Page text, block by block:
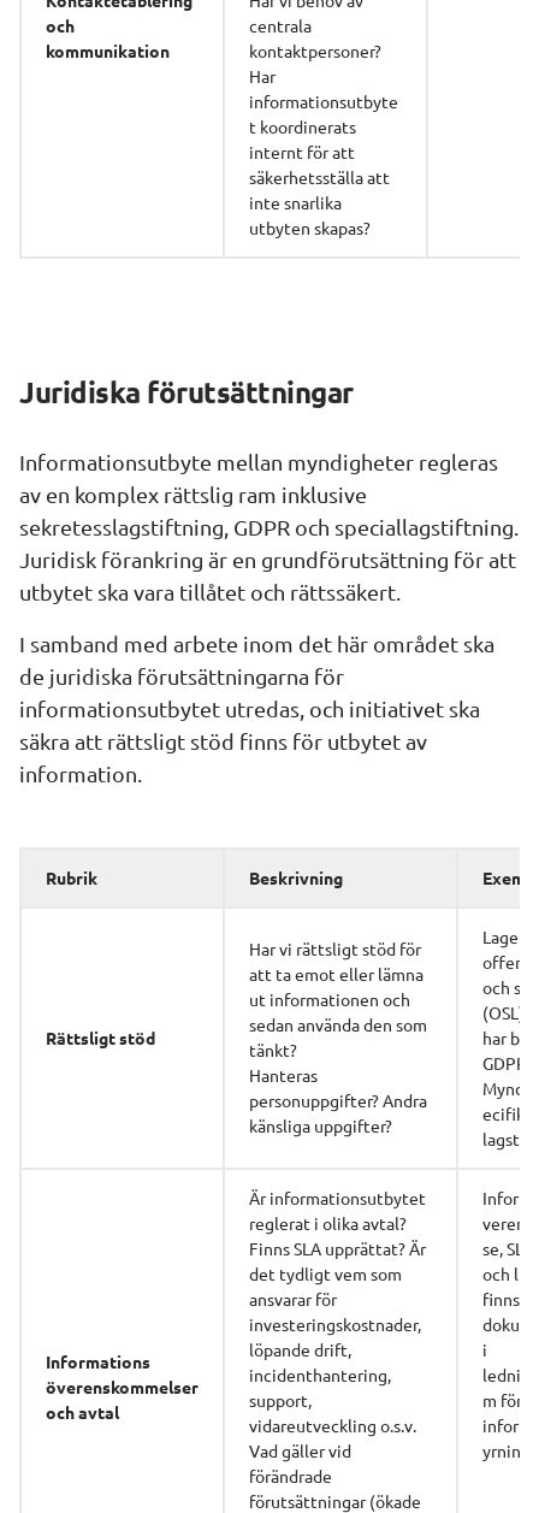
och
kommunikation
centrala
kontaktpersoner?
Har
informationsutbyte
t koordinerats
internt för att
säkerhetsställa att
inte snarlika
utbyten skapas?
Juridiska förutsättningar
Informationsutbyte mellan myndigheter regleras
av en komplex rättslig ram inklusive
sekretesslagstiftning, GDPR och speciallagstiftning.
Juridisk förankring är en grundförutsättning för att
utbytet ska vara tillåtet och rättssäkert.
I samband med arbete inom det här området ska
de juridiska förutsättningarna för
informationsutbytet utredas, och initiativet ska
säkra att rättsligt stöd finns för utbytet av
information.
Rubrik Beskrivning
Rättsligt stöd
Har vi rättsligt stöd för
att ta emot eller lämna
ut informationen och
sedan använda den som
tänkt?
Hanteras
personuppgifter? Andra
känsliga uppgifter?
Lagen
och
(OSL)
har
GDPR.
ecifika
Informations
överenskommelser
och avtal
Är informationsutbytet
reglerat i olika avtal?
Finns SLA upprättat? Är
det tydligt vem som
ansvarar för
investeringskostnader,
löpande drift,
incidenthantering,
support,
vidareutveckling o.s.v.
Vad gäller vid
förändrade
förutsättningar (ökade
se, SLA
och
finns
i
m för
yrning